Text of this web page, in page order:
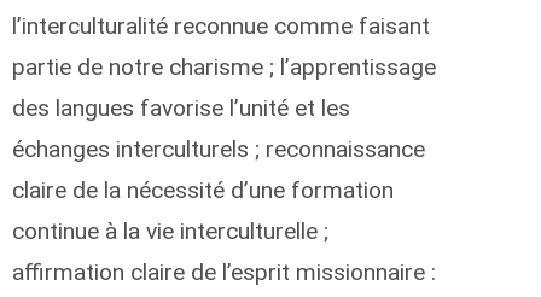
l’interculturalité reconnue comme faisant
partie de notre charisme ; l’apprentissage
des langues favorise l’unité et les
échanges interculturels ; reconnaissance
claire de la nécessité d’une formation
continue à la vie interculturelle ;
affirmation claire de l’esprit missionnaire :